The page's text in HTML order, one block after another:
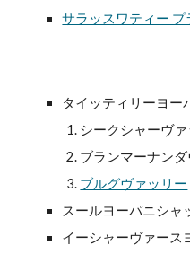
サラッスワティー
タイッティリーヨー
シークシャーヴ
ブランマーナン
ブルグヴァッリー
スールヨーパニシャ
イーシャーヴァース